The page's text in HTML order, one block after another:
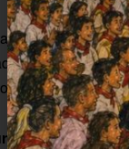
Academia
la siguiente
logros.
como eje de